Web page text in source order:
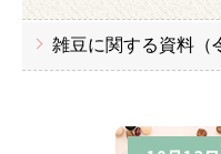
雑豆に関する資料（